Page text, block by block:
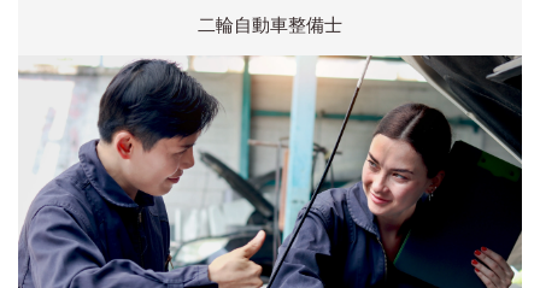
二輪自動車整備士